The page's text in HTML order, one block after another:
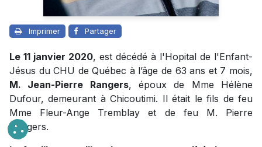
Imprimer Partager
Le 11 janvier 2020, est décédé à l'Hopital de l'Enfant-
Jésus du CHU de Québec à l’âge de 63 ans et 7 mois,
M. Jean-Pierre Rangers, époux de Mme Hélène
Dufour, demeurant à Chicoutimi. Il était le fils de feu
Mme Fleur-Ange Tremblay et de feu M. Pierre
Rangers.